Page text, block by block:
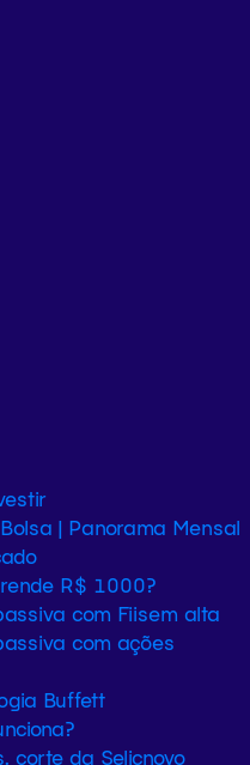
| Panorama Mensal
R$ 1000?
com Fiisem alta
com ações
Buffett
corte da Selicnovo